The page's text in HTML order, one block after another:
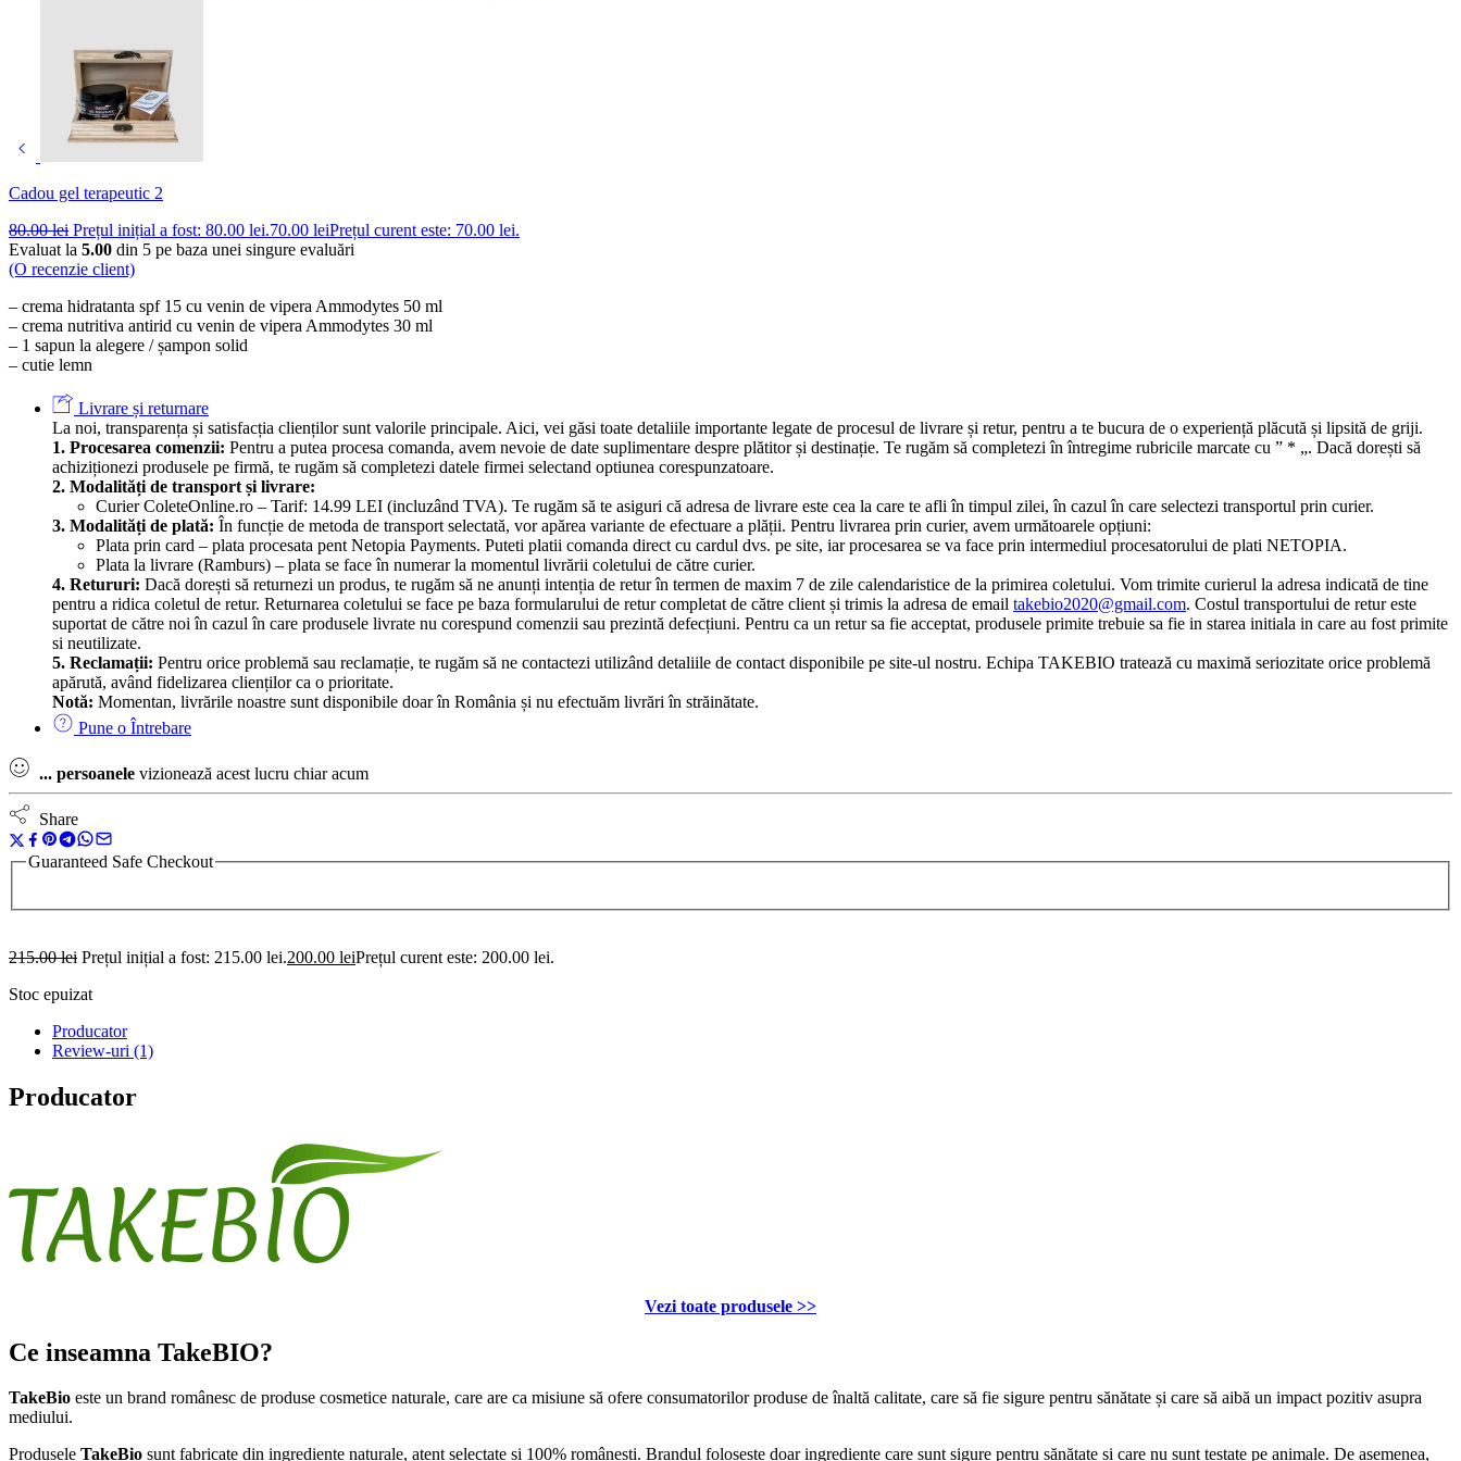
Cadou gel terapeutic 2
80.00lei Prețul inițial a fost: 80.00 lei.70.00 leiPrețul curent este: 70.00 lei.
Evaluat la 5.00 din 5 pe baza unei singure evaluări
(O recenzie client)
– crema hidratanta spf 15 cu venin de vipera Ammodytes 50 ml
– crema nutritiva antirid cu venin de vipera Ammodytes 30 ml
– 1 sapun la alegere / șampon solid
– cutie lemn
Livrare și returnare
La noi, transparența și satisfacția clienților sunt valorile principale. Aici, vei găsi toate detaliile importante legate de procesul de livrare și retur, pentru a te bucura de o experiență plăcută și lipsită de griji.
1. Procesarea comenzii: Pentru a putea procesa comanda, avem nevoie de date suplimentare despre plătitor și destinație. Te rugăm să completezi în întregime rubricile marcate cu ” * „. Dacă dorești să
achiziționezi produsele pe firmă, te rugăm să completezi datele firmei selectand optiunea corespunzatoare.
2. Modalități de transport și livrare:
Curier ColeteOnline.ro – Tarif: 14.99 LEI (incluzând TVA). Te rugăm să te asiguri că adresa de livrare este cea la care te afli în timpul zilei, în cazul în care selectezi transportul prin curier.
3. Modalități de plată: În funcție de metoda de transport selectată, vor apărea variante de efectuare a plății. Pentru livrarea prin curier, avem următoarele opțiuni:
Plata prin card – plata procesata pent Netopia Payments. Puteti platii comanda direct cu cardul dvs. pe site, iar procesarea se va face prin intermediul procesatorului de plati NETOPIA.
Plata la livrare (Ramburs) – plata se face în numerar la momentul livrării coletului de către curier.
4. Retururi: Dacă dorești să returnezi un produs, te rugăm să ne anunți intenția de retur în termen de maxim 7 de zile calendaristice de la primirea coletului. Vom trimite curierul la adresa indicată de tine
pentru a ridica coletul de retur. Returnarea coletului se face pe baza formularului de retur completat de către client și trimis la adresa de email takebio2020@gmail.com. Costul transportului de retur este
suportat de către noi în cazul în care produsele livrate nu corespund comenzii sau prezintă defecțiuni. Pentru ca un retur sa fie acceptat, produsele primite trebuie sa fie in starea initiala in care au fost primite
si neutilizate.
5. Reclamații: Pentru orice problemă sau reclamație, te rugăm să ne contactezi utilizând detaliile de contact disponibile pe site-ul nostru. Echipa TAKEBIO tratează cu maximă seriozitate orice problemă
apărută, având fidelizarea clienților ca o prioritate.
Notă: Momentan, livrările noastre sunt disponibile doar în România și nu efectuăm livrări în străinătate.
Pune o Întrebare
... persoanele vizionează acest lucru chiar acum
Share
Guaranteed Safe Checkout
215.00lei Prețul inițial a fost: 215.00 lei.200.00 leiPrețul curent este: 200.00 lei.
Stoc epuizat
Producator
Review-uri (1)
Producator
Vezi toate produsele >>
Ce inseamna TakeBIO?
TakeBio este un brand românesc de produse cosmetice naturale, care are ca misiune să ofere consumatorilor produse de înaltă calitate, care să fie sigure pentru sănătate și care să aibă un impact pozitiv asupra
mediului.
Produsele TakeBio sunt fabricate din ingrediente naturale, atent selectate și 100% românești. Brandul folosește doar ingrediente care sunt sigure pentru sănătate și care nu sunt testate pe animale. De asemenea,